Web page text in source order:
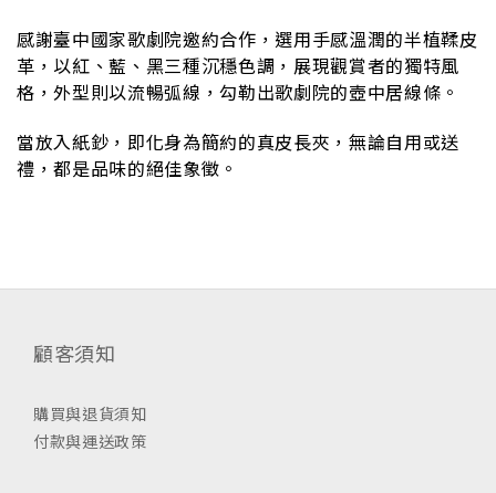
感謝臺中國家歌劇院邀約合作，選用手感溫潤的半植鞣皮
革，以紅、藍、黑三種沉穩色調，展現觀賞者的獨特風
格，外型則以流暢弧線，勾勒出歌劇院的壺中居線條。
當放入紙鈔，即化身為簡約的真皮長夾，無論自用或送
禮，都是品味的絕佳象徵。
顧客須知
購買與退貨須知
付款與運送政策